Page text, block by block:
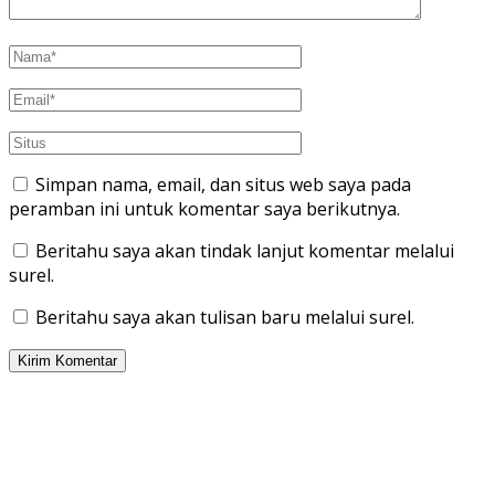
Simpan nama, email, dan situs web saya pada
peramban ini untuk komentar saya berikutnya.
Beritahu saya akan tindak lanjut komentar melalui
surel.
Beritahu saya akan tulisan baru melalui surel.